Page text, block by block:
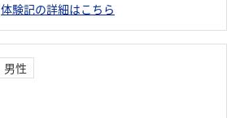
体験記の詳細はこちら
男性